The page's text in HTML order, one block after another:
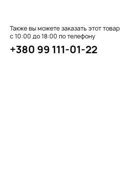
Также вы можете заказать этот товар
с 10:00 до 18:00 по телефону
+380 99 111-01-22